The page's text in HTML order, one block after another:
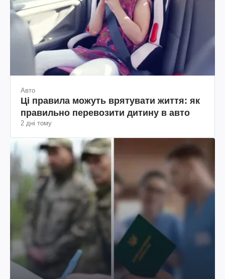
Авто
Ці правила можуть врятувати життя: як
правильно перевозити дитину в авто
2 дні тому